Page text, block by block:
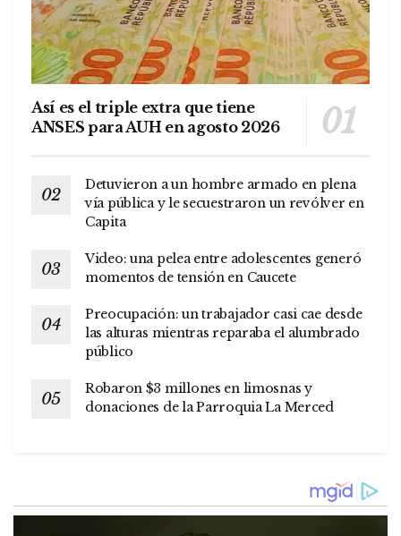
Así es el triple extra que tiene
ANSES para AUH en agosto 2026
Detuvieron a un hombre armado en plena
vía pública y le secuestraron un revólver en
Capita
Video: una pelea entre adolescentes generó
momentos de tensión en Caucete
Preocupación: un trabajador casi cae desde
las alturas mientras reparaba el alumbrado
público
Robaron $3 millones en limosnas y
donaciones de la Parroquia La Merced